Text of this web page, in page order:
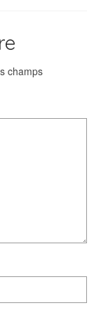
champs